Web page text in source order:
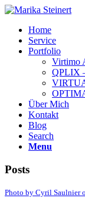
Home
Service
Portfolio
Virtimo
QPLIX
Über Mich
Kontakt
Blog
Search
Menu
Posts
Photo by Cyril Saulnier